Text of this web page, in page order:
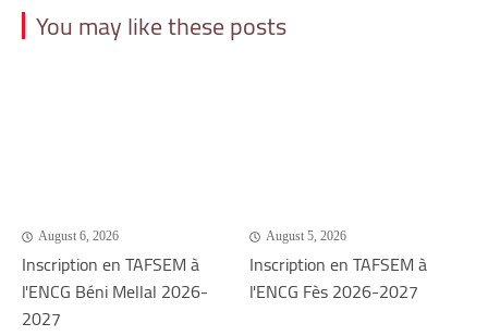
You may like these posts
August 6, 2026
Inscription en TAFSEM à
l'ENCG Béni Mellal 2026-
2027
August 5, 2026
Inscription en TAFSEM à
l'ENCG Fès 2026-2027